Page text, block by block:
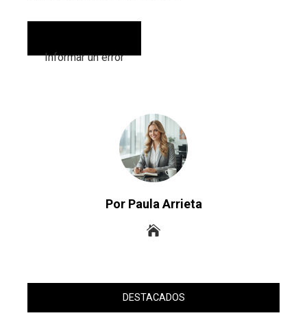
Informar un error
Por Paula Arrieta
DESTACADOS